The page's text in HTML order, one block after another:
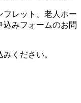
レット、老人ホー
込みフォームのお問
ください。